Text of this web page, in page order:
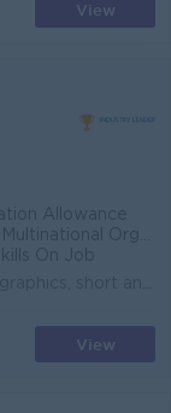
View
Allowance
* International standards
On Job
View